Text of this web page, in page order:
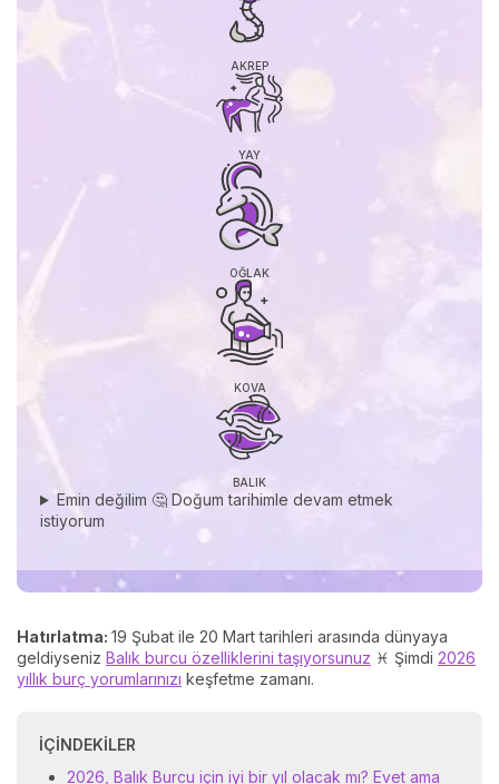
AKREP
YAY
OĞLAK
KOVA
BALIK
Emin değilim 🤔 Doğum tarihimle devam etmek
istiyorum
Hatırlatma: 19 Şubat ile 20 Mart tarihleri arasında dünyaya
geldiyseniz Balık burcu özelliklerini taşıyorsunuz ♓ Şimdi 2026
yıllık burç yorumlarınızı keşfetme zamanı.
İÇINDEKILER
2026, Balık Burcu için iyi bir yıl olacak mı? Evet ama